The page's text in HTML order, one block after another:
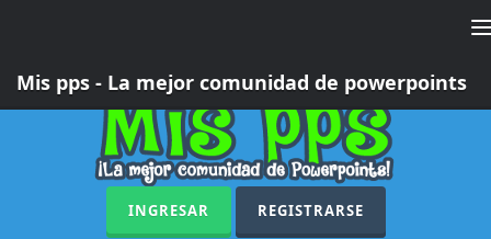
Mis pps - La mejor comunidad de powerpoints
INGRESAR REGISTRARSE